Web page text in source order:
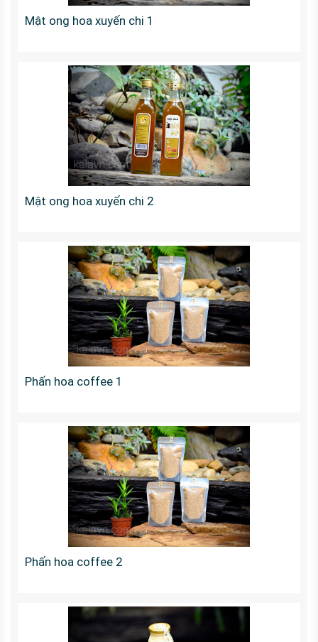
Mật ong hoa xuyến chi 1
Mật ong hoa xuyến chi 2
Phấn hoa coffee 1
Phấn hoa coffee 2